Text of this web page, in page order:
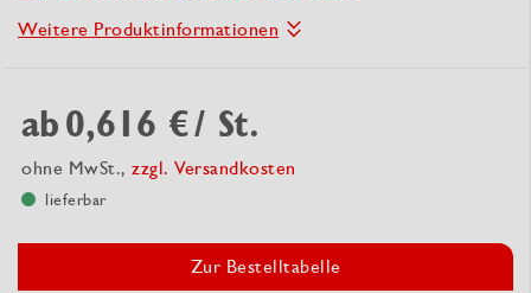
Weitere Produktinformationen
ab0,616 €/ St.
ohne MwSt., zzgl. Versandkosten
lieferbar
Zur Bestelltabelle